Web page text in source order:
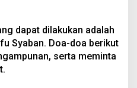
dapat dilakukan adalah
Syaban. Doa-doa berikut
serta meminta